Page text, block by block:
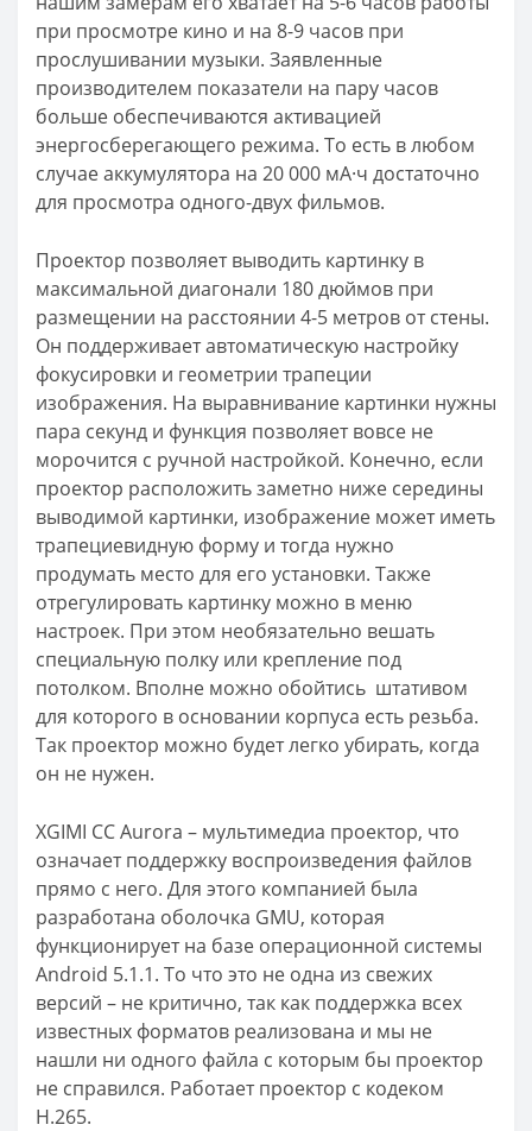
при просмотре кино и на 8-9 часов при
прослушивании музыки. Заявленные
производителем показатели на пару часов
больше обеспечиваются активацией
энергосберегающего режима. То есть в любом
случае аккумулятора на 20 000 мА·ч достаточно
для просмотра одного-двух фильмов.
Проектор позволяет выводить картинку в
максимальной диагонали 180 дюймов при
размещении на расстоянии 4-5 метров от стены.
Он поддерживает автоматическую настройку
фокусировки и геометрии трапеции
изображения. На выравнивание картинки нужны
пара секунд и функция позволяет вовсе не
морочится с ручной настройкой. Конечно, если
проектор расположить заметно ниже середины
выводимой картинки, изображение может иметь
трапециевидную форму и тогда нужно
продумать место для его установки. Также
отрегулировать картинку можно в меню
настроек. При этом необязательно вешать
специальную полку или крепление под
потолком. Вполне можно обойтись штативом
для которого в основании корпуса есть резьба.
Так проектор можно будет легко убирать, когда
он не нужен.
XGIMI CC Aurora – мультимедиа проектор, что
означает поддержку воспроизведения файлов
прямо с него. Для этого компанией была
разработана оболочка GMU, которая
функционирует на базе операционной системы
Android 5.1.1. То что это не одна из свежих
версий – не критично, так как поддержка всех
известных форматов реализована и мы не
нашли ни одного файла с которым бы проектор
не справился. Работает проектор с кодеком
H.265.